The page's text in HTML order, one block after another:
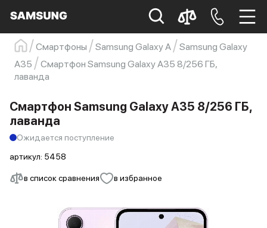
Samsung Смартфон s23
s23 ultra
Galaxy S22
Смартфоны Samsung Galaxy A
Samsung Galaxy
A35
Смартфон Samsung Galaxy A35 8/256 ГБ,
лаванда
в список сравнения в избранное
Смартфон Samsung Galaxy A35 8/256 ГБ,
лаванда
Ожидается поступление
артикул: 5458